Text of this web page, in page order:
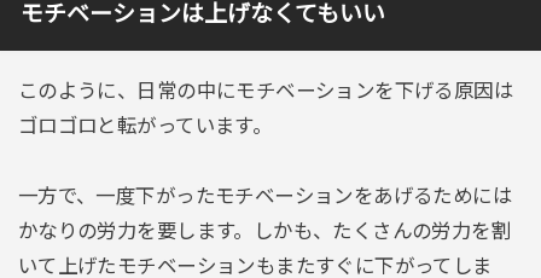
モチベーションは上げなくてもいい
このように、日常の中にモチベーションを下げる原因は
ゴロゴロと転がっています。
一方で、一度下がったモチベーションをあげるためには
かなりの労力を要します。しかも、たくさんの労力を割
いて上げたモチベーションもまたすぐに下がってしま